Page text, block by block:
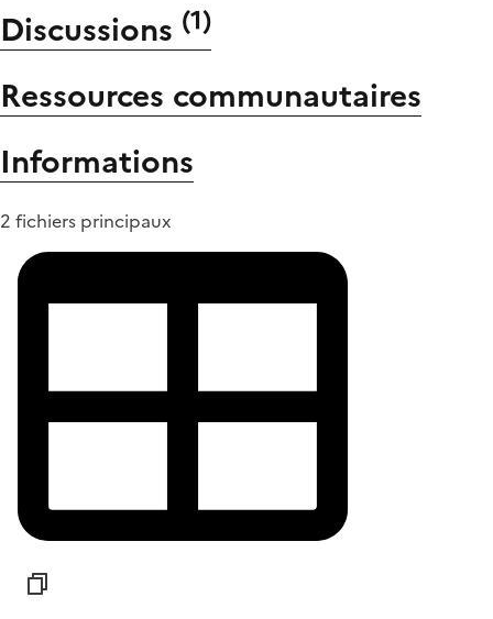
Discussions (1)
Ressources communautaires
Informations
2 fichiers principaux